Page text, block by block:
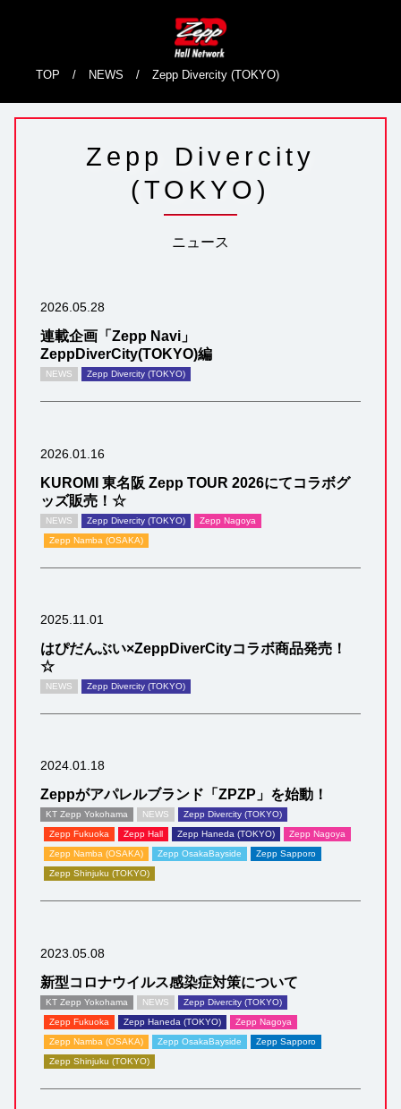
TOP / NEWS / Zepp Divercity (TOKYO)
Zepp Divercity
(TOKYO)
ニュース
2026.05.28
NEWS Zepp Divercity (TOKYO)
連載企画「Zepp Navi」
ZeppDiverCity(TOKYO)編
2026.01.16
NEWS Zepp Divercity (TOKYO)
Zepp Nagoya
Zepp Namba (OSAKA)
KUROMI 東名阪 Zepp TOUR 2026にてコラボグ
ッズ販売！☆
2025.11.01
NEWS Zepp Divercity (TOKYO)
はぴだんぶい×ZeppDiverCityコラボ商品発売！
☆
2024.01.18
KT Zepp Yokohama NEWS
Zepp Divercity (TOKYO)
Zepp Fukuoka
Zepp Hall Zepp Haneda (TOKYO)
Zepp Nagoya
Zepp Namba (OSAKA)
Zepp OsakaBayside
Zepp Sapporo
Zepp Shinjuku (TOKYO)
Zeppがアパレルブランド「ZPZP」を始動！
2023.05.08
KT Zepp Yokohama NEWS
Zepp Divercity (TOKYO)
Zepp Fukuoka
Zepp Haneda (TOKYO)
Zepp Nagoya
Zepp Namba (OSAKA)
Zepp OsakaBayside
Zepp Sapporo
Zepp Shinjuku (TOKYO)
新型コロナウイルス感染症対策について